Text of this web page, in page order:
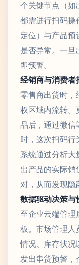
个关键节点（如
都需进行扫码操
定位）与产品预
是否异常。一旦
即预警。
经销商与消费者
零售商出货时，
权区域内流转。
品后，通过微信
时，这次扫码行
系统通过分析大
出产品的实际销
对，从而发现隐
数据驱动决策与
至企业云端管理
板。市场管理人
情况、库存状况
发出串货预警，